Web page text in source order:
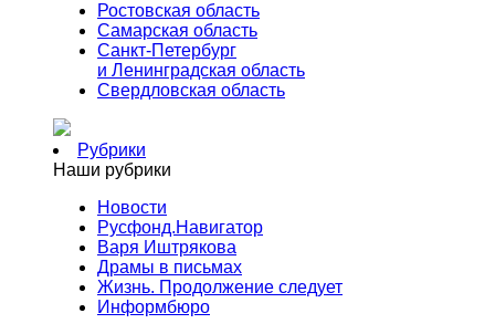
Ростовская область
Самарская область
Санкт-Петербург
и Ленинградская область
Свердловская область
Рубрики
Наши рубрики
Новости
Русфонд.Навигатор
Варя Иштрякова
Драмы в письмах
Жизнь. Продолжение следует
Информбюро